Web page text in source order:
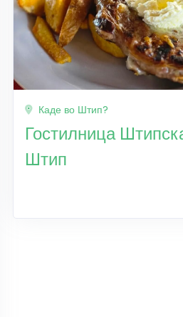
Каде во Штип?
Гостилница
Штип